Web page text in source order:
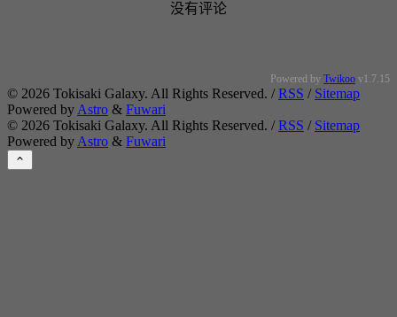
没有评论
Powered by Twikoo v1.7.15
© 2026 Tokisaki Galaxy. All Rights Reserved. /RSS / Sitemap
Powered by Astro & Fuwari
© 2026 Tokisaki Galaxy. All Rights Reserved. /RSS / Sitemap
Powered by Astro & Fuwari